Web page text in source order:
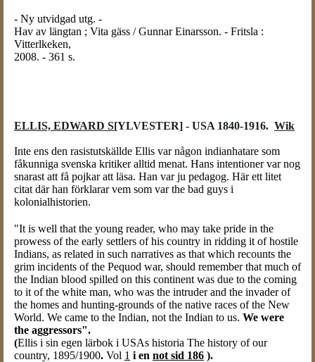
- Ny utvidgad utg. -
Hav av längtan ; Vita gäss / Gunnar Einarsson. - Fritsla :
Vitterlkeken,
2008. - 361 s.
ELLIS, EDWARD S[YLVESTER] - USA 1840-1916. Wik
Inte ens den rasistutskällde Ellis var någon indianhatare som
fåkunniga svenska kritiker alltid menat. Hans intentioner var nog
snarast att få pojkar att läsa. Han var ju pedagog. Här ett litet
citat där han förklarar vem som var the bad guys i
kolonialhistorien.
"It is well that the young reader, who may take pride in the
prowess of the early settlers of his country in ridding it of hostile
Indians, as related in such narratives as that which recounts the
grim incidents of the Pequod war, should remember that much of
the Indian blood spilled on this continent was due to the coming
to it of the white man, who was the intruder and the invader of
the homes and hunting-grounds of the native races of the New
World. We came to the Indian, not the Indian to us. We were
the aggressors".
(Ellis i sin egen lärbok i USAs historia The history of our
country, 1895/1900. Vol 1 i en not sid 186 ).